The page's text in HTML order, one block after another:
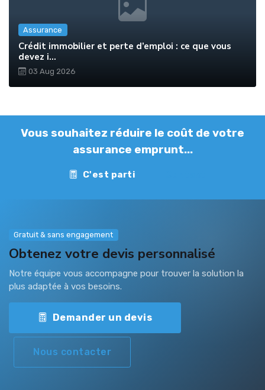
Assurance
Crédit immobilier et perte d’emploi : ce que vous
devez i...
03 Aug 2026
Vous souhaitez réduire le coût de votre
assurance emprunt...
C'est parti
Gratuit & sans engagement
Obtenez votre devis personnalisé
Notre équipe vous accompagne pour trouver la solution la
plus adaptée à vos besoins.
Demander un devis
Nous contacter